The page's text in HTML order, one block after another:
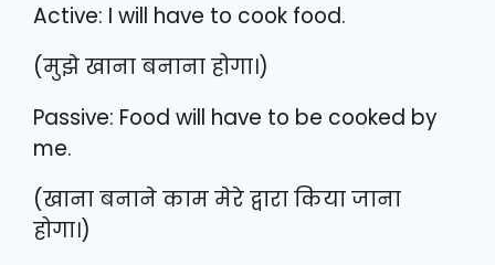
Active: I will have to cook food.
(मुझे खाना बनाना होगा।)
Passive: Food will have to be cooked by
me.
(खाना बनाने काम मेरे द्वारा किया जाना
होगा।)